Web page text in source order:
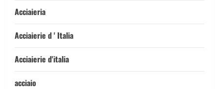
Acciaieria
Acciaierie d ' Italia
Acciaierie d'italia
acciaio